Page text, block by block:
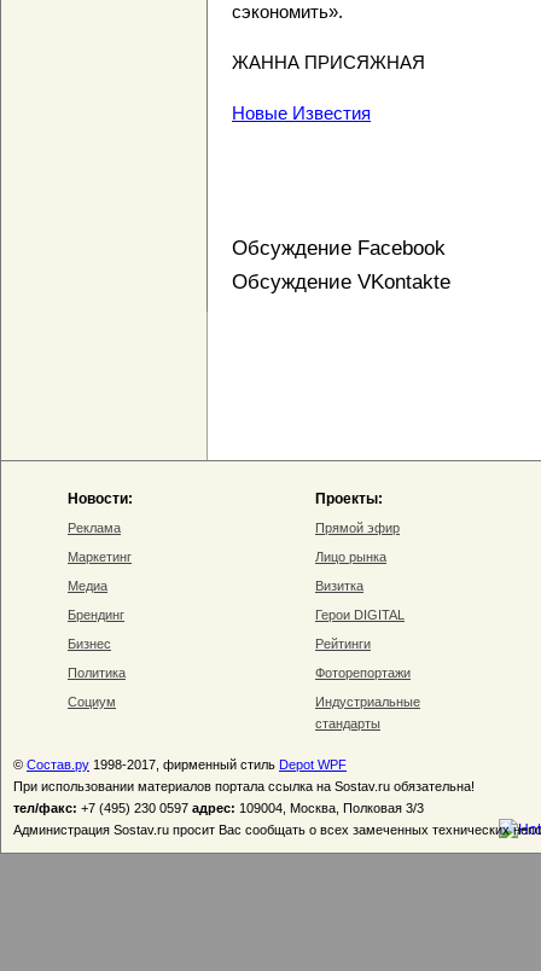
сэкономить».
ЖАННА ПРИСЯЖНАЯ
Новые Известия
Обсуждение Facebook
Обсуждение VKontakte
Новости:
Реклама
Маркетинг
Медиа
Брендинг
Бизнес
Политика
Социум
Проекты:
Прямой эфир
Лицо рынка
Визитка
Герои DIGITAL
Рейтинги
Фоторепортажи
Индустриальные
стандарты
© Состав.ру 1998-2017, фирменный стиль Depot WPF
При использовании материалов портала ссылка на Sostav.ru обязательна!
тел/факс: +7 (495) 230 0597 адрес: 109004, Москва, Полковая 3/3
Администрация Sostav.ru просит Вас сообщать о всех замеченных технических